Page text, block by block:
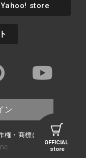
OFFICIAL
store
Yahoo! store
ン
権・商標について